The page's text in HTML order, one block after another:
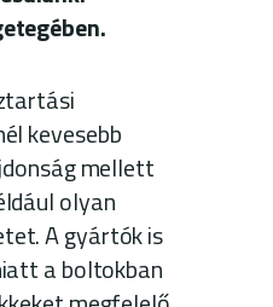
kevesebb
mellett
olyan
A gyártók is
a boltokban